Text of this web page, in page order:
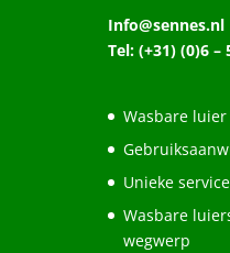
Info@sennes.nl
Tel: (+31) (0)6 –
Wasbare
Unieke
Wasbare
wegwerp